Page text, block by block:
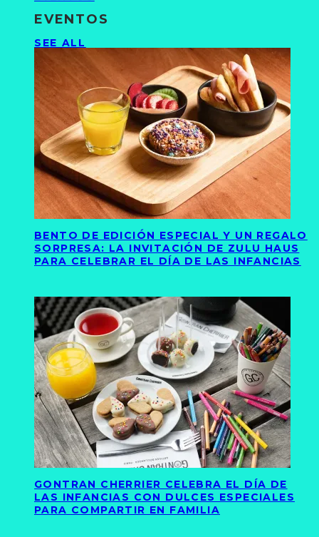
EVENTOS
SEE ALL
BENTO DE EDICIÓN ESPECIAL Y UN REGALO
SORPRESA: LA INVITACIÓN DE ZULU HAUS
PARA CELEBRAR EL DÍA DE LAS INFANCIAS
GONTRAN CHERRIER CELEBRA EL DÍA DE
LAS INFANCIAS CON DULCES ESPECIALES
PARA COMPARTIR EN FAMILIA